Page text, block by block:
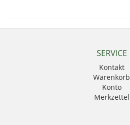
SERVICE
Kontakt
Warenkorb
Konto
Merkzettel